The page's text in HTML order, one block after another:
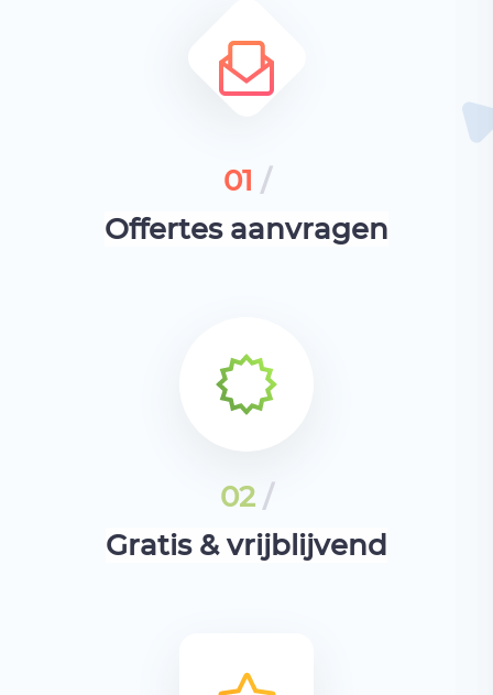
01 /
Offertes aanvragen
02 /
Gratis & vrijblijvend